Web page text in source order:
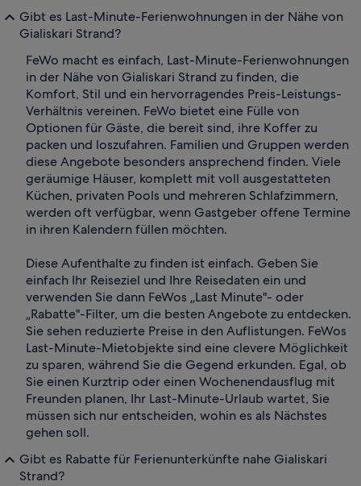
Gibt es Last-Minute-Ferienwohnungen in der Nähe von
Gialiskari Strand?
FeWo macht es einfach, Last-Minute-Ferienwohnungen
in der Nähe von Gialiskari Strand zu finden, die
Komfort, Stil und ein hervorragendes Preis-Leistungs-
Verhältnis vereinen. FeWo bietet eine Fülle von
Optionen für Gäste, die bereit sind, ihre Koffer zu
packen und loszufahren. Familien und Gruppen werden
diese Angebote besonders ansprechend finden. Viele
geräumige Häuser, komplett mit voll ausgestatteten
Küchen, privaten Pools und mehreren Schlafzimmern,
werden oft verfügbar, wenn Gastgeber offene Termine
in ihren Kalendern füllen möchten.
Diese Aufenthalte zu finden ist einfach. Geben Sie
einfach Ihr Reiseziel und Ihre Reisedaten ein und
verwenden Sie dann FeWos „Last Minute"- oder
„Rabatte"-Filter, um die besten Angebote zu entdecken.
Sie sehen reduzierte Preise in den Auflistungen. FeWos
Last-Minute-Mietobjekte sind eine clevere Möglichkeit
zu sparen, während Sie die Gegend erkunden. Egal, ob
Sie einen Kurztrip oder einen Wochenendausflug mit
Freunden planen, Ihr Last-Minute-Urlaub wartet, Sie
müssen sich nur entscheiden, wohin es als Nächstes
gehen soll.
Gibt es Rabatte für Ferienunterkünfte nahe Gialiskari
Strand?